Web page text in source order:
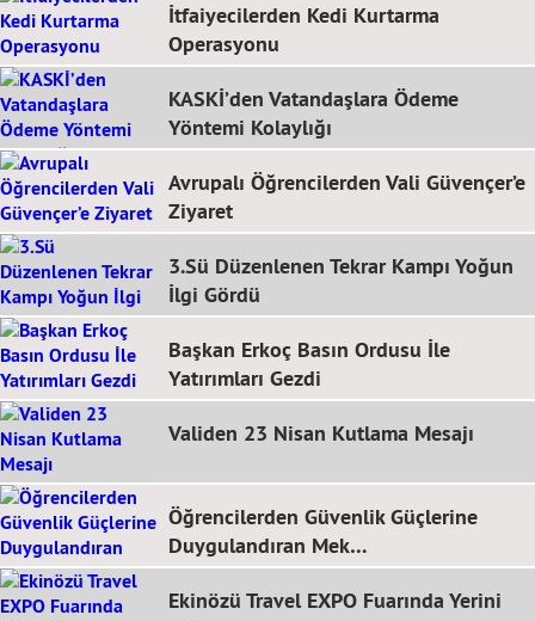
İtfaiyecilerden Kedi Kurtarma
Operasyonu
KASKİ’den Vatandaşlara Ödeme
Yöntemi Kolaylığı
Avrupalı Öğrencilerden Vali Güvençer’e
Ziyaret
3.Sü Düzenlenen Tekrar Kampı Yoğun
İlgi Gördü
Başkan Erkoç Basın Ordusu İle
Yatırımları Gezdi
Validen 23 Nisan Kutlama Mesajı
Öğrencilerden Güvenlik Güçlerine
Duygulandıran Mek…
Ekinözü Travel EXPO Fuarında Yerini